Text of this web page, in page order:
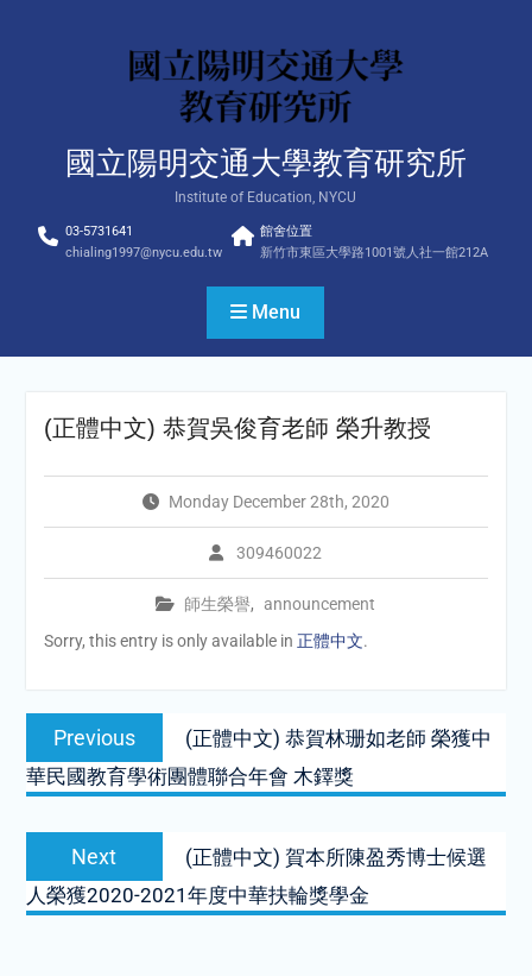
國立陽明交通大學教育研究所
Institute of Education, NYCU
03-5731641
chialing1997@nycu.edu.tw
館舍位置
新竹市東區大學路1001號人社一館212A
Menu
(正體中文) 恭賀吳俊育老師 榮升教授
Monday December 28th, 2020
309460022
師生榮譽, announcement
Sorry, this entry is only available in 正體中文.
Post
navigation
Previous
Previous
post:
(正體中文) 恭賀林珊如老師 榮獲中
華民國教育學術團體聯合年會 木鐸獎
Next
Next
post:
(正體中文) 賀本所陳盈秀博士候選
人榮獲2020-2021年度中華扶輪獎學金